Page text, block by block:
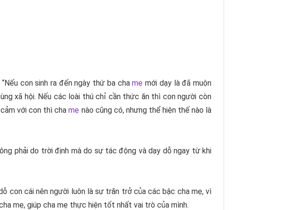
con sinh ra đến ngày thứ ba chamẹ mới dạy là đã muộn
xã hội. Nếu các loài thú chỉ cần thức ăn thì con người còn
với con thì chamẹ nào cũng có, nhưng thể hiện thế nào là
phải do trời định mà do sự tác động và dạy dỗ ngay từ khi
con cái nên người luôn là sự trăn trở của các bậc cha mẹ, vì
mẹ, giúp cha mẹ thực hiện tốt nhất vai trò của mình.